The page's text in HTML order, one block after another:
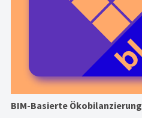
BIM-Basierte Ökobilanzierung